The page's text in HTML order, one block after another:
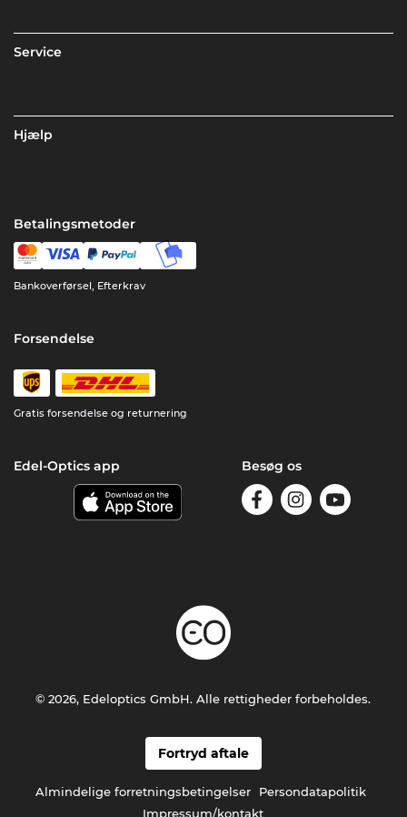
Service
Hjælp
Betalingsmetoder
Bankoverførsel, Efterkrav
Forsendelse
Gratis forsendelse og returnering
Edel-Optics app Besøg os
Fortryd aftale
Almindelige forretningsbetingelser
Persondatapolitik
Impressum/kontakt
© 2026, Edeloptics GmbH. Alle rettigheder forbeholdes.